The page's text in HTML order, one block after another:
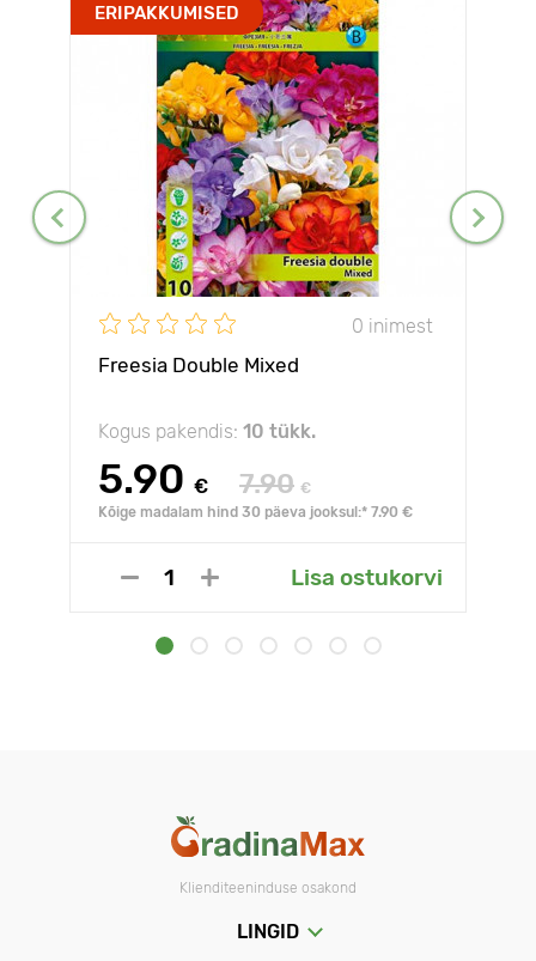
ERIPAKKUMISED
0 inimest
Freesia Double Mixed
Kogus pakendis: 10 tükk.
5.90 € 7.90 €
Kõige madalam hind 30 päeva jooksul:* 7.90 €
Lisa ostukorvi
Klienditeeninduse osakond
LINGID